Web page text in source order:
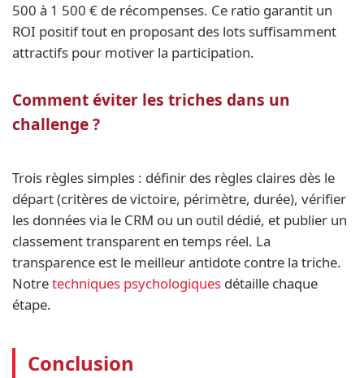
500 à 1 500 € de récompenses. Ce ratio garantit un
ROI positif tout en proposant des lots suffisamment
attractifs pour motiver la participation.
Comment éviter les triches dans un
challenge ?
Trois règles simples : définir des règles claires dès le
départ (critères de victoire, périmètre, durée), vérifier
les données via le CRM ou un outil dédié, et publier un
classement transparent en temps réel. La
transparence est le meilleur antidote contre la triche.
Notretechniques psychologiques détaille chaque
étape.
Conclusion